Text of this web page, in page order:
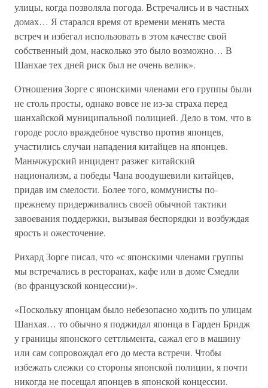
улицы, когда позволяла погода. Встречались и в частных
домах… Я старался время от времени менять места
встреч и избегал использовать в этом качестве свой
собственный дом, насколько это было возможно… В
Шанхае тех дней риск был не очень велик».
Отношения Зорге с японскими членами его группы были
не столь просты, однако вовсе не из-за страха перед
шанхайской муниципальной полицией. Дело в том, что в
городе росло враждебное чувство против японцев,
участились случаи нападения китайцев на японцев.
Маньчжурский инцидент разжег китайский
национализм, а победы Чана воодушевили китайцев,
придав им смелости. Более того, коммунисты по-
прежнему придерживались своей обычной тактики
завоевания поддержки, вызывая беспорядки и возбуждая
ярость и ожесточение.
Рихард Зорге писал, что «с японскими членами группы
мы встречались в ресторанах, кафе или в доме Смедли
(во французской концессии)».
«Поскольку японцам было небезопасно ходить по улицам
Шанхая… то обычно я поджидал японца в Гарден Бридж
у границы японского сеттльмента, сажал его в машину
или сам сопровождал его до места встречи. Чтобы
избежать слежки со стороны японской полиции, я почти
никогда не посещал японцев в японской концессии.